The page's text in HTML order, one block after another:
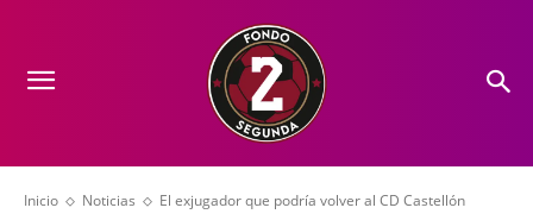
Inicio Noticias El exjugador que podría volver al CD Castellón